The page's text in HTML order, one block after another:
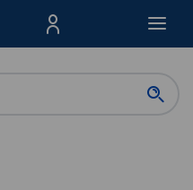
Menu Produktów,